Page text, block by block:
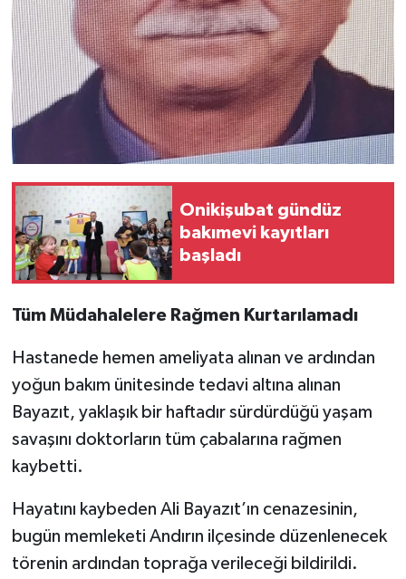
Onikişubat gündüz
bakımevi kayıtları
başladı
Tüm Müdahalelere Rağmen Kurtarılamadı
Hastanede hemen ameliyata alınan ve ardından
yoğun bakım ünitesinde tedavi altına alınan
Bayazıt, yaklaşık bir haftadır sürdürdüğü yaşam
savaşını doktorların tüm çabalarına rağmen
kaybetti.
Hayatını kaybeden Ali Bayazıt’ın cenazesinin,
bugün memleketi Andırın ilçesinde düzenlenecek
törenin ardından toprağa verileceği bildirildi.